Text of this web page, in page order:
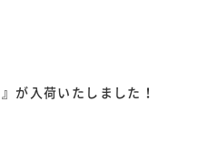
が入荷いたしました！